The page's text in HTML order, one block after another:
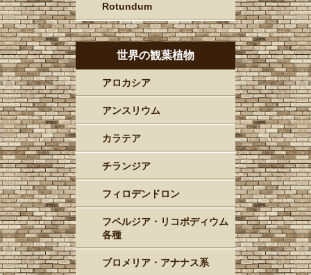
Rotundum
世界の観葉植物
アロカシア
アンスリウム
カラテア
チランジア
フィロデンドロン
フペルジア・リコポディウム
各種
ブロメリア・アナナス系